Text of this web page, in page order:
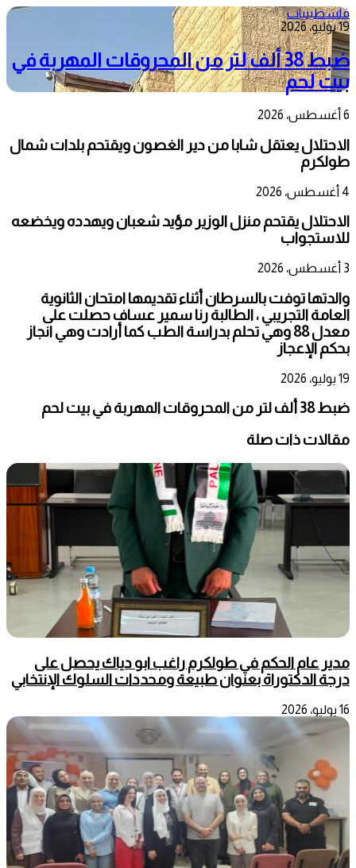
فلسطينيات
19 يوليو، 2026
ضبط 38 ألف لتر من المحروقات المهربة في
بيت لحم
6 أغسطس، 2026
الاحتلال يعتقل شابا من دير الغصون ويقتحم بلدات شمال
طولكرم
4 أغسطس، 2026
الاحتلال يقتحم منزل الوزير مؤيد شعبان ويهدده ويخضعه
للاستجواب
3 أغسطس، 2026
والدتها توفت بالسرطان أثناء تقديمها امتحان الثانوية
العامة التجريبي ، الطالبة رنا سمير عساف حصلت على
معدل 88 وهي تحلم بدراسة الطب كما أرادت وهي انجاز
بحكم الإعجاز
19 يوليو، 2026
ضبط 38 ألف لتر من المحروقات المهربة في بيت لحم
مقالات ذات صلة
مدير عام الحكم في طولكرم راغب ابو دياك يحصل على
درجة الدكتوراة بعنوان طبيعة ومحددات السلوك الإنتخابي
16 يوليو، 2026